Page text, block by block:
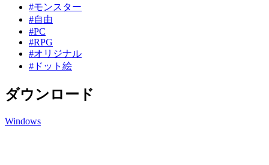
#モンスター
#自由
#PC
#RPG
#オリジナル
#ドット絵
ダウンロード
Windows